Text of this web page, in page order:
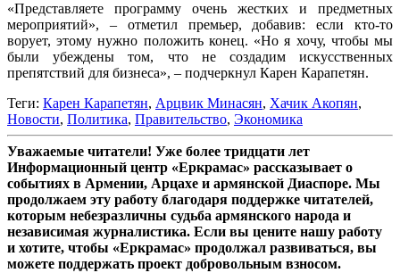
«Представляете программу очень жестких и предметных
мероприятий», – отметил премьер, добавив: если кто-то
ворует, этому нужно положить конец. «Но я хочу, чтобы мы
были убеждены том, что не создадим искусственных
препятствий для бизнеса», – подчеркнул Карен Карапетян.
Теги: Карен Карапетян, Арцвик Минасян, Хачик Акопян,
Новости, Политика, Правительство, Экономика
Уважаемые читатели! Уже более тридцати лет
Информационный центр «Еркрамас» рассказывает о
событиях в Армении, Арцахе и армянской Диаспоре. Мы
продолжаем эту работу благодаря поддержке читателей,
которым небезразличны судьба армянского народа и
независимая журналистика. Если вы цените нашу работу
и хотите, чтобы «Еркрамас» продолжал развиваться, вы
можете поддержать проект добровольным взносом.